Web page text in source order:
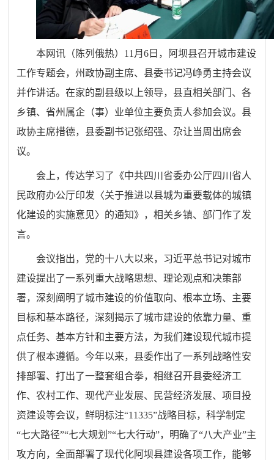
本网讯（陈列俄热） 11月6日，阿坝县召开城市建设
工作专题会，州政协副主席、县委书记冯峥勇主持会议
并作讲话。在家的副县级以上领导，县直相关部门、各
乡镇、省州属企（事）业单位主要负责人参加会议。 县
政协主席措德，县委副书记张绍强、尕让当周出席会
议。
会上，传达学习了《中共四川省委办公厅四川省人
民政府办公厅印发〈关于推进以县城为重要载体的城镇
化建设的实施意见〉的通知》，相关乡镇、部门作了发
言。
会议指出，党的十八大以来，习近平总书记对城市
建设提出了一系列重大战略思想、理论观点和决策部
署，深刻阐明了城市建设的价值取向、根本立场、主要
目标和基本路径，深刻揭示了城市建设的依靠力量、重
点任务、基本方针和主要方法，为我们建设现代城市提
供了根本遵循。今年以来，县委作出了一系列战略性安
排部署、打出了一整套组合拳，相继召开县委经济工
作、农村工作、现代产业发展、民营经济发展、项目投
资建设等会议，鲜明标注“11335”战略目标，科学制定
“七大路径”“七大规划”“七大行动”，明确了“八大产业”主
攻方向，全面部署了现代化阿坝县建设各项工作，能够